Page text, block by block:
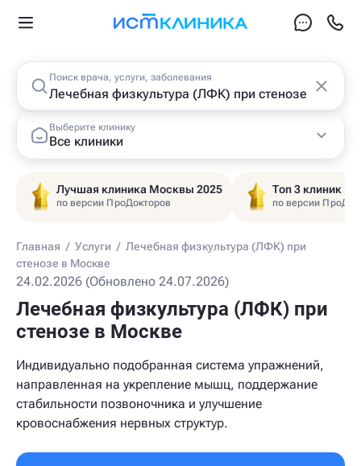
Поиск врача, услуги, заболевания
Выберите клинику
Все клиники
Лучшая клиника Москвы 2025
по версии ПроДокторов
Топ 3 клиник
по версии
Главная / Услуги / Лечебная физкультура (ЛФК) при
стенозе в Москве
24.02.2026 (Обновлено 24.07.2026)
Лечебная физкультура (ЛФК) при
стенозе в Москве
Индивидуально подобранная система упражнений,
направленная на укрепление мышц, поддержание
стабильности позвоночника и улучшение
кровоснабжения нервных структур.